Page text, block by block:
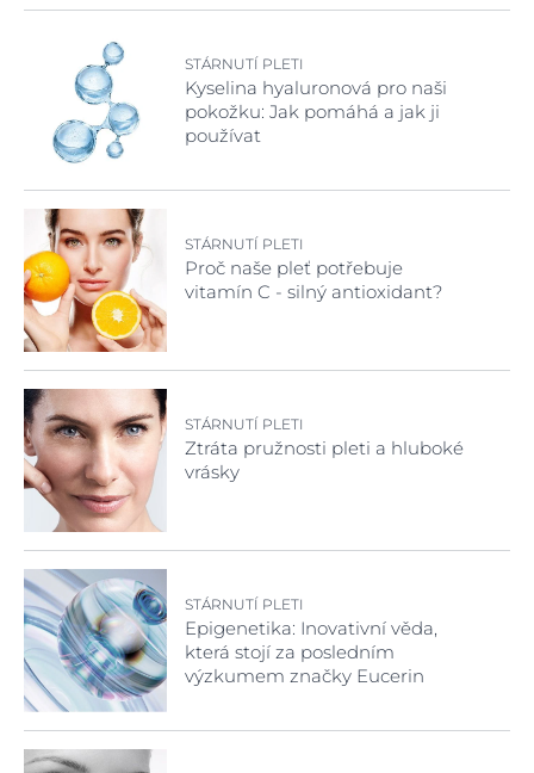
STÁRNUTÍ PLETI
Kyselina hyaluronová pro naši
pokožku: Jak pomáhá a jak ji
používat
STÁRNUTÍ PLETI
Proč naše pleť potřebuje
vitamín C - silný antioxidant?
STÁRNUTÍ PLETI
Ztráta pružnosti pleti a hluboké
vrásky
STÁRNUTÍ PLETI
Epigenetika: Inovativní věda,
která stojí za posledním
výzkumem značky Eucerin